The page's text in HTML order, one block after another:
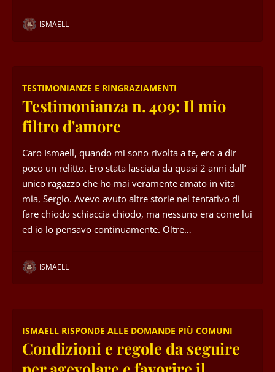
ISMAELL
TESTIMONIANZE E RINGRAZIAMENTI
Testimonianza n. 409: Il mio
filtro d'amore
Caro Ismaell, quando mi sono rivolta a te, ero a dir
poco un relitto. Ero stata lasciata da quasi 2 anni dall’
unico ragazzo che ho mai veramente amato in vita
mia, Sergio. Avevo avuto altre storie nel tentativo di
fare chiodo schiaccia chiodo, ma nessuno era come lui
ed io lo pensavo continuamente. Oltre…
ISMAELL
ISMAELL RISPONDE ALLE DOMANDE PIÙ COMUNI
Condizioni e regole da seguire